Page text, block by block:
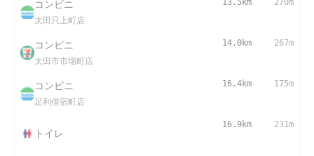
コンビニ
太田只上町店
13.5km 270m
コンビニ
太田市市場町店
14.0km 267m
コンビニ
足利借宿町店
16.4km 175m
トイレ
16.9km 231m